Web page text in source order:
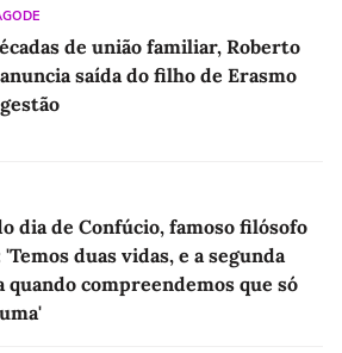
de união familiar, Roberto
saída do filho de Erasmo
dia de Confúcio, famoso filósofo
duas vidas, e a segunda
quando compreendemos que só